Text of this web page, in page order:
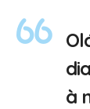
à